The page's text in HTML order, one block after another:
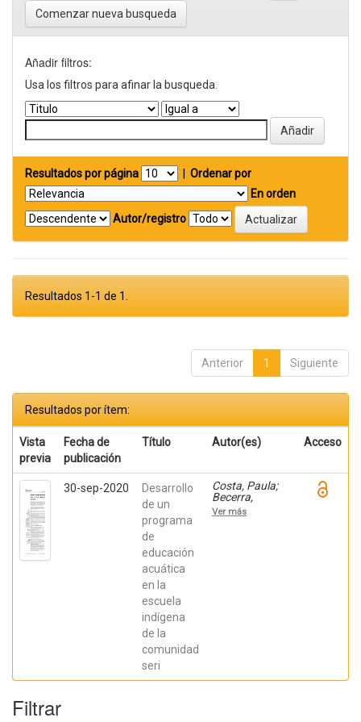
Comenzar nueva busqueda
Añadir filtros:
Usa los filtros para afinar la busqueda.
Resultados por página
Ordenar por
En orden
Autor/registro
Resultados 1-1 de 1.
Anterior 1 Siguiente
Resultados por ítem:
Vista
previa
Fecha de
publicación
Título Autor(es) Acceso
30-sep-2020
Desarrollo
de un
programa
de
educación
acuática
en la
escuela
indígena
de la
comunidad
seri
Costa, Paula;
Becerra,
Viviana;
Becerra,
Ramírez Cruz,
Ver más
Filtrar